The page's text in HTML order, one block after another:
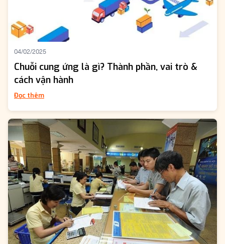
04/02/2025
Chuỗi cung ứng là gì? Thành phần, vai trò &
cách vận hành
Đọc thêm